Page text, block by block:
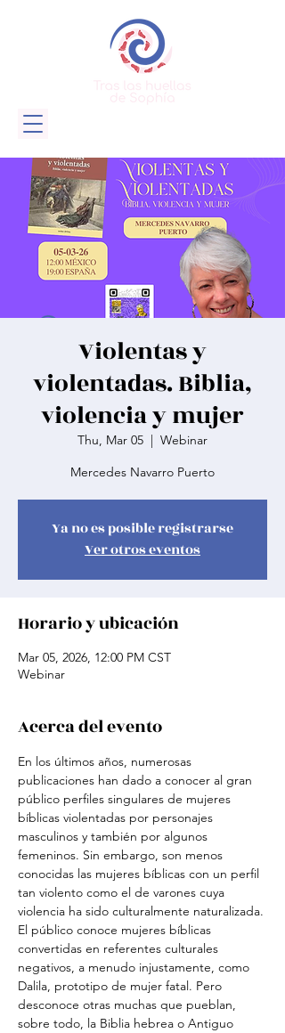
Violentas y
violentadas. Biblia,
violencia y mujer
Thu, Mar 05
  |
Webinar
Mercedes Navarro Puerto
Ya no es posible registrarse
Ver otros eventos
Horario y ubicación
Mar 05, 2026, 12:00 PM CST
Webinar
Acerca del evento
En los últimos años, numerosas
publicaciones han dado a conocer al gran
público perfiles singulares de mujeres
bíblicas violentadas por personajes
masculinos y también por algunos
femeninos. Sin embargo, son menos
conocidas las mujeres bíblicas con un perfil
tan violento como el de varones cuya
violencia ha sido culturalmente naturalizada.
El público conoce mujeres bíblicas
convertidas en referentes culturales
negativos, a menudo injustamente, como
Dalila, prototipo de mujer fatal. Pero
desconoce otras muchas que pueblan,
sobre todo, la Biblia hebrea o Antiguo